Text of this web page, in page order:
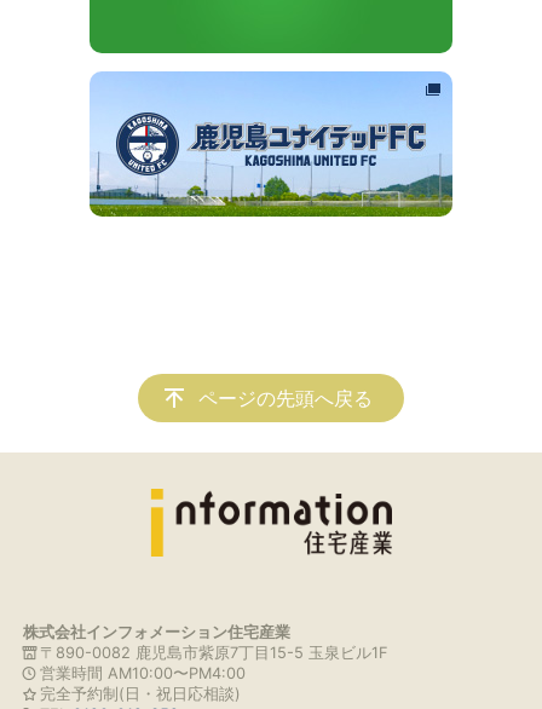
ページの先頭へ戻る
株式会社インフォメーション住宅産業
〒890-0082 鹿児島市紫原7丁目15-5 玉泉ビル1F
営業時間 AM10:00〜PM4:00
完全予約制(日・祝日応相談)